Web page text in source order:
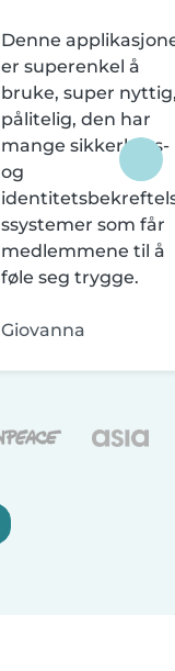
Denne
er superenkel å
bruke, super
pålitelig, den har
mange sikkerhets-
og
ssystemer som får
medlemmene til å
føle seg trygge.
Giovanna